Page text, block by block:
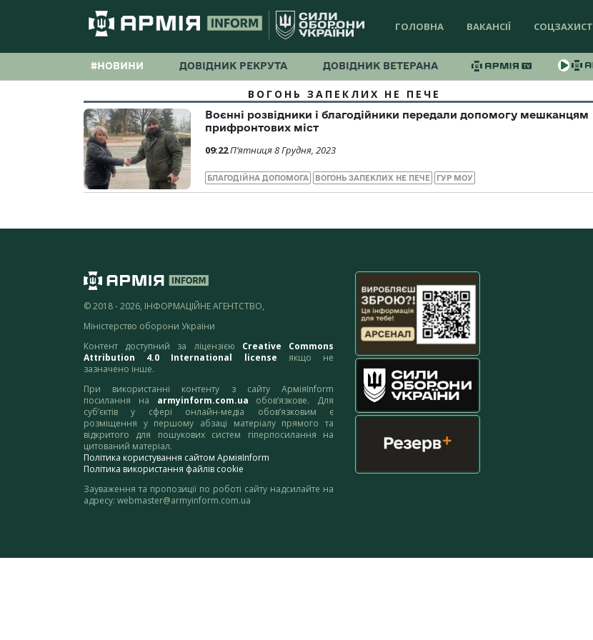
ГОЛОВНА ВАКАНСІЇ СОЦЗАХИСТ
#НОВИНИ ДОВІДНИК РЕКРУТА ДОВІДНИК ВЕТЕРАНА
ВОГОНЬ ЗАПЕКЛИХ НЕ ПЕЧЕ
Воєнні розвідники і благодійники передали допомогу мешканцям
прифронтових міст
09:22П’ятниця 8 Грудня, 2023
БЛАГОДІЙНА ДОПОМОГА ВОГОНЬ ЗАПЕКЛИХ НЕ ПЕЧЕ ГУР МОУ
© 2018 - 2026, ІНФОРМАЦІЙНЕ АГЕНТСТВО,
Міністерство оборони України
Контент доступний за ліцензією Creative Commons
Attribution 4.0 International license якщо не
зазначено інше.
При використанні контенту з сайту АрміяInform
посилання на armyinform.com.ua обов’язкове. Для
суб’єктів у сфері онлайн-медіа обов’язковим є
розміщення у першому абзаці матеріалу прямого та
відкритого для пошукових систем гіперпосилання на
цитований матеріал.
Політика користування сайтом АрміяInform
Політика використання файлів cookie
Зауваження та пропозиції по роботі сайту надсилайте на
адресу: webmaster@armyinform.com.ua